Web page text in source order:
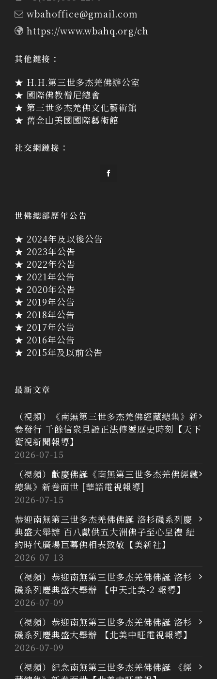
wbahoffice@gmail.com
https://www.wbahq.org/ch
其他鏈接：
★ H.H.第三世多杰羌佛辦公室
★ 國際佛教僧尼總會
★ 第三世多杰羌佛文化藝術館
★ 舊金山美國國際藝術館
社交網鏈接：
世佛總部歷年公告
★ 2024年及以後公告
★ 2023年公告
★ 2022年公告
★ 2021年公告
★ 2020年公告
★ 2019年公告
★ 2018年公告
★ 2017年公告
★ 2016年公告
★ 2015年及以前公告
最新文章
（視頻）《南無第三世多杰羌佛經藏總集》新
卷發行 千餘信衆見證正法傳遞歷史時刻【天下
衛視新聞報導】
2026-07-15
（視頻）歡慶佛誕《南無第三世多杰羌佛經藏
總集》新卷面世 [華語電視報導]
2026-07-15
恭迎南無第三世多杰羌佛佛誕 洛杉磯系列慶
典盛大舉辦 百八獻供五大洲佛子至心呈禮 紐
約時代廣場巨幕佛相表致敬【美新社】
2026-07-13
（視頻）恭迎南無第三世多杰羌佛佛誕 洛杉
磯系列慶典盛大舉辦 【中天北美-2 報導】
2026-07-09
（視頻）恭迎南無第三世多杰羌佛佛誕 洛杉
磯系列慶典盛大舉辦 【北美中旺電視報導】
2026-07-09
（視頻）紀念南無第三世多杰羌佛佛誕 《經